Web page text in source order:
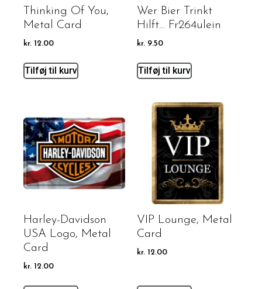
Thinking Of You,
Metal Card
kr. 12.00
Tilføj til kurv
Wer Bier Trinkt
Hilft… Fr264ulein
kr. 9.50
Tilføj til kurv
Harley-Davidson
USA Logo, Metal
Card
kr. 12.00
VIP Lounge, Metal
Card
kr. 12.00